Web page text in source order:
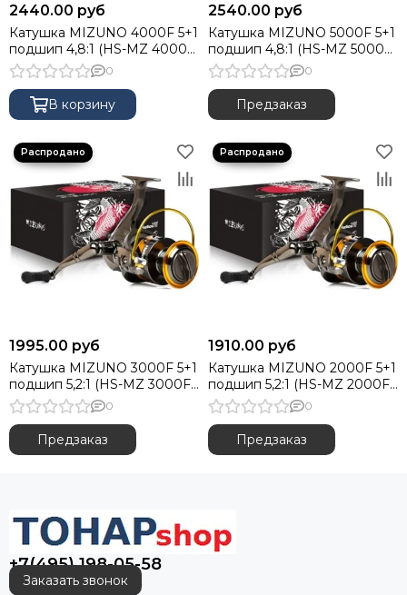
Катушки HELIOS Akira
Катушки HELIOS Akarui
Катушки RYOBI Ecusima Vi
Катушки PREMIER Garaka
Катушки RYOBI Fokamo
Катушки HELIOS Byte Carp
Катушки HELIOS Byte Feeder
Катушки HELIOS Capto
Катушки RYOBI Ecusima Pro
Катушки HELIOS Novus
Катушки HELIOS Folk Feeder
Катушки HELIOS Inari
Катушки NISUS Rex
Катушки RYOBI Excia MX
Катушки RYOBI Pilot
Катушки HELIOS Star
Катушки NISUS Ventura
Катушки RYOBI Zauber CF
Катушки RYOBI Virtus Power
2440.00 руб
Катушка MIZUNO 4000F 5+1
подшип 4,8:1 (HS-MZ 4000F)
Helios
0
В корзину
2540.00 руб
Катушка MIZUNO 5000F 5+1
подшип 4,8:1 (HS-MZ 5000F)
Helios
0
Предзаказ
1995.00 руб
Катушка MIZUNO 3000F 5+1
подшип 5,2:1 (HS-MZ 3000F)
Helios
0
Предзаказ
1910.00 руб
Катушка MIZUNO 2000F 5+1
подшип 5,2:1 (HS-MZ 2000F)
Helios
0
Предзаказ
+7(495) 198-05-58
Заказать звонок